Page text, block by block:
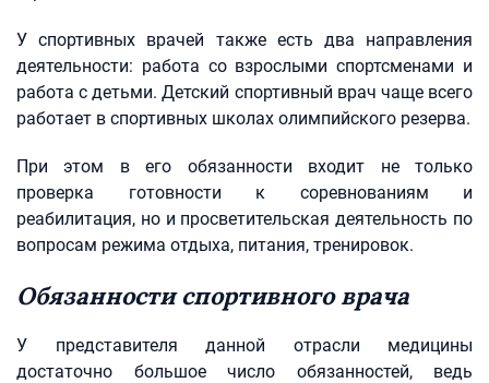
У спортивных врачей также есть два направления
деятельности: работа со взрослыми спортсменами и
работа с детьми. Детский спортивный врач чаще всего
работает в спортивных школах олимпийского резерва.
При этом в его обязанности входит не только
проверка готовности к соревнованиям и
реабилитация, но и просветительская деятельность по
вопросам режима отдыха, питания, тренировок.
Обязанности спортивного врача
У представителя данной отрасли медицины
достаточно большое число обязанностей, ведь